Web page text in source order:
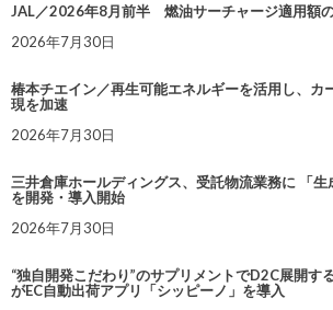
JAL／2026年8月前半 燃油サーチャージ適用額
2026年7月30日
椿本チエイン／再生可能エネルギーを活用し、カ
現を加速
2026年7月30日
三井倉庫ホールディングス、受託物流業務に 「生
を開発・導入開始
2026年7月30日
“独自開発こだわり”のサプリメントでD2C展開す
がEC自動出荷アプリ「シッピーノ」を導入